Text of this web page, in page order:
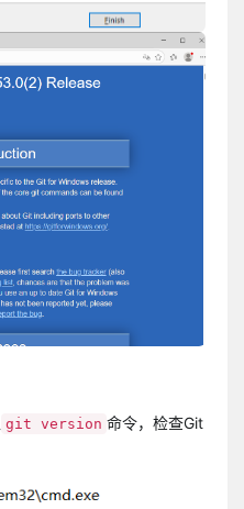
git version 命令，检查Git